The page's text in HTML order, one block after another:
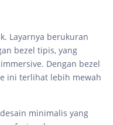
Layarnya berukuran
bezel tipis, yang
Dengan bezel
ini terlihat lebih mewah
minimalis yang